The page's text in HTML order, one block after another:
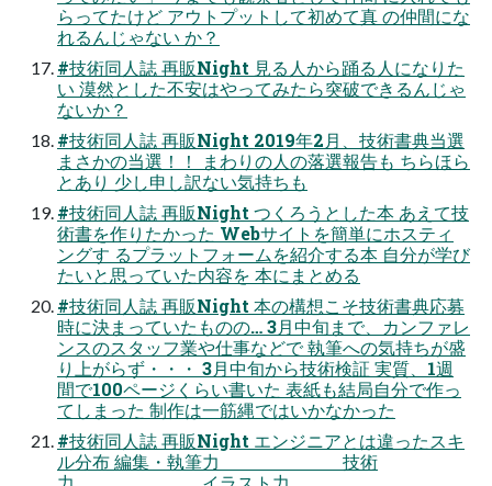
らってたけど アウトプットして初めて真 の仲間にな
れるんじゃない か？
#技術同人誌 再販Night 見る人から踊る人になりた
い 漠然とした不安はやってみたら突破できるんじゃ
ないか？
#技術同人誌 再販Night 2019年2月、技術書典当選
まさかの当選！！ まわりの人の落選報告も ちらほら
とあり 少し申し訳ない気持ちも
#技術同人誌 再販Night つくろうとした本 あえて技
術書を作りたかった Webサイトを簡単にホスティ
ングす るプラットフォームを紹介する本 自分が学び
たいと思っていた内容を 本にまとめる
#技術同人誌 再販Night 本の構想こそ技術書典応募
時に決まっていたものの… 3月中旬まで、カンファレ
ンスのスタッフ業や仕事などで 執筆への気持ちが盛
り上がらず・・・ 3月中旬から技術検証 実質、1週
間で100ページくらい書いた 表紙も結局自分で作っ
てしまった 制作は一筋縄ではいかなかった
#技術同人誌 再販Night エンジニアとは違ったスキ
ル分布 編集・執筆力 技術